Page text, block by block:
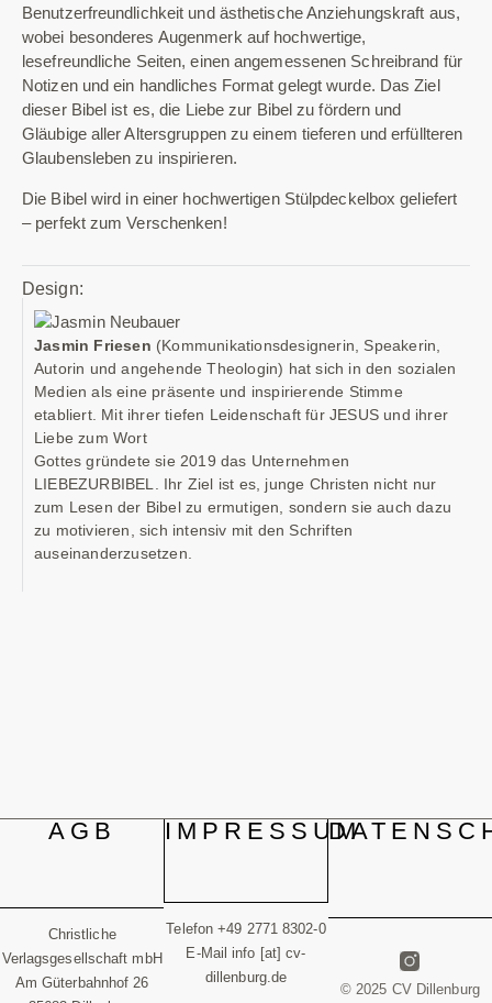
Benutzerfreundlichkeit und ästhetische Anziehungskraft aus,
wobei besonderes Augenmerk auf hochwertige,
lesefreundliche Seiten, einen angemessenen Schreibrand für
Notizen und ein handliches Format gelegt wurde. Das Ziel
dieser Bibel ist es, die Liebe zur Bibel zu fördern und
Gläubige aller Altersgruppen zu einem tieferen und erfüllteren
Glaubensleben zu inspirieren.
Die Bibel wird in einer hochwertigen Stülpdeckelbox geliefert
– perfekt zum Verschenken!
Design:
Jasmin Friesen (Kommunikationsdesignerin, Speakerin,
Autorin und angehende Theologin) hat sich in den sozialen
Medien als eine präsente und inspirierende Stimme
etabliert. Mit ihrer tiefen Leidenschaft für JESUS und ihrer
Liebe zum Wort
Gottes gründete sie 2019 das Unternehmen
LIEBEZURBIBEL. Ihr Ziel ist es, junge Christen nicht nur
zum Lesen der Bibel zu ermutigen, sondern sie auch dazu
zu motivieren, sich intensiv mit den Schriften
auseinanderzusetzen.
AGB
Christliche
Verlagsgesellschaft mbH
Am Güterbahnhof 26
IMPRESSUM
Telefon +49 2771 8302-0
E-Mail info [at] cv-
dillenburg.de
© 2025 CV Dillenburg